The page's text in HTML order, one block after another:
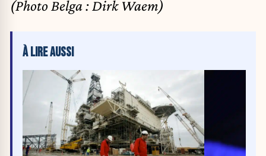
(Photo Belga : Dirk Waem)
À LIRE AUSSI